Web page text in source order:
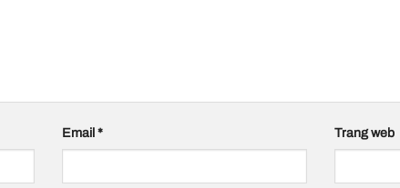
Email* Trang web